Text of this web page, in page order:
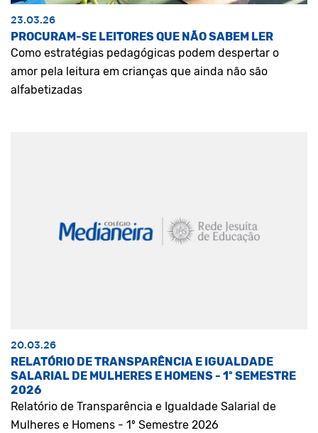
23.03.26
PROCURAM-SE LEITORES QUE NÃO SABEM LER
Como estratégias pedagógicas podem despertar o
amor pela leitura em crianças que ainda não são
alfabetizadas
20.03.26
RELATÓRIO DE TRANSPARÊNCIA E IGUALDADE
SALARIAL DE MULHERES E HOMENS - 1º SEMESTRE
2026
Relatório de Transparência e Igualdade Salarial de
Mulheres e Homens - 1º Semestre 2026